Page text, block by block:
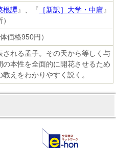
根譚』、『 ［新訳］大学・中庸』
価格950円）
される孟子。その天から等しく与
の本性を全面的に開花させるため
えをわかりやすく説く。